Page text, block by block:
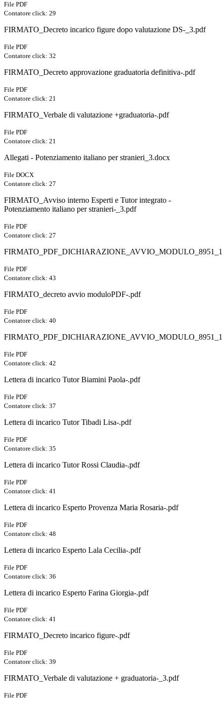
File PDF
Contatore click: 29
FIRMATO_Decreto incarico figure dopo valutazione DS-_3.pdf
File PDF
Contatore click: 32
FIRMATO_Decreto approvazione graduatoria definitiva-.pdf
File PDF
Contatore click: 21
FIRMATO_Verbale di valutazione +graduatoria-.pdf
File PDF
Contatore click: 21
Allegati - Potenziamento italiano per stranieri_3.docx
File DOCX
Contatore click: 27
FIRMATO_Avviso interno Esperti e Tutor integrato -
Potenziamento italiano per stranieri-_3.pdf
File PDF
Contatore click: 27
File PDF
Contatore click: 43
FIRMATO_decreto avvio moduloPDF-.pdf
File PDF
Contatore click: 40
File PDF
Contatore click: 42
Lettera di incarico Tutor Biamini Paola-.pdf
File PDF
Contatore click: 37
Lettera di incarico Tutor Tibadi Lisa-.pdf
File PDF
Contatore click: 35
Lettera di incarico Tutor Rossi Claudia-.pdf
File PDF
Contatore click: 41
Lettera di incarico Esperto Provenza Maria Rosaria-.pdf
File PDF
Contatore click: 48
Lettera di incarico Esperto Lala Cecilia-.pdf
File PDF
Contatore click: 36
Lettera di incarico Esperto Farina Giorgia-.pdf
File PDF
Contatore click: 41
FIRMATO_Decreto incarico figure-.pdf
File PDF
Contatore click: 39
FIRMATO_Verbale di valutazione + graduatoria-_3.pdf
File PDF